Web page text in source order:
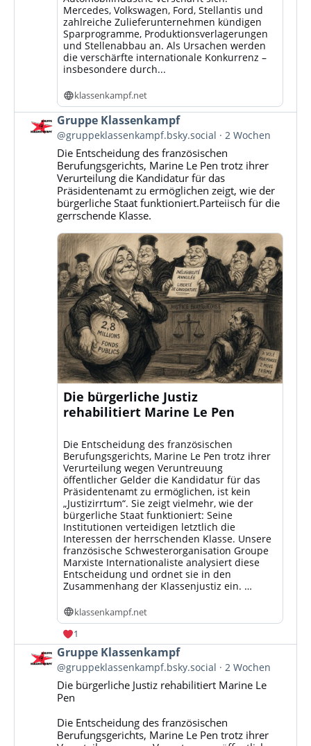
Mercedes, Volkswagen, Ford, Stellantis und
zahlreiche Zulieferunternehmen kündigen
Sparprogramme, Produktionsverlagerungen
und Stellenabbau an. Als Ursachen werden
die verschärfte internationale Konkurrenz –
insbesondere durch...
klassenkampf.net
Beitrag
von
Gruppe
Klassenkampf
Bluesky
ansehen
Gruppe Klassenkampf
@gruppeklassenkampf.bsky.social 2 Wochen
Die Entscheidung des französischen
Berufungsgerichts, Marine Le Pen trotz ihrer
Verurteilung die Kandidatur für das
Präsidentenamt zu ermöglichen zeigt, wie der
bürgerliche Staat funktioniert.Parteiisch für die
gerrschende Klasse.
Die bürgerliche Justiz
rehabilitiert Marine Le Pen
Die Entscheidung des französischen
Berufungsgerichts, Marine Le Pen trotz ihrer
Verurteilung wegen Veruntreuung
öffentlicher Gelder die Kandidatur für das
Präsidentenamt zu ermöglichen, ist kein
„Justizirrtum“. Sie zeigt vielmehr, wie der
bürgerliche Staat funktioniert: Seine
Institutionen verteidigen letztlich die
Interessen der herrschenden Klasse. Unsere
französische Schwesterorganisation Groupe
Marxiste Internationaliste analysiert diese
Entscheidung und ordnet sie in den
Zusammenhang der Klassenjustiz ein. …
klassenkampf.net
1
Beitrag
von
Gruppe
Klassenkampf
Bluesky
ansehen
Gruppe Klassenkampf
@gruppeklassenkampf.bsky.social 2 Wochen
Die bürgerliche Justiz rehabilitiert Marine Le
Pen
Die Entscheidung des französischen
Berufungsgerichts, Marine Le Pen trotz ihrer